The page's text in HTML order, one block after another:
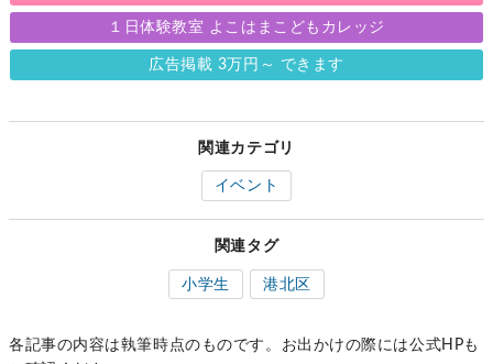
１日体験教室 よこはまこどもカレッジ
広告掲載 3万円～ できます
関連カテゴリ
イベント
関連タグ
小学生 港北区
各記事の内容は執筆時点のものです。お出かけの際には公式HPも